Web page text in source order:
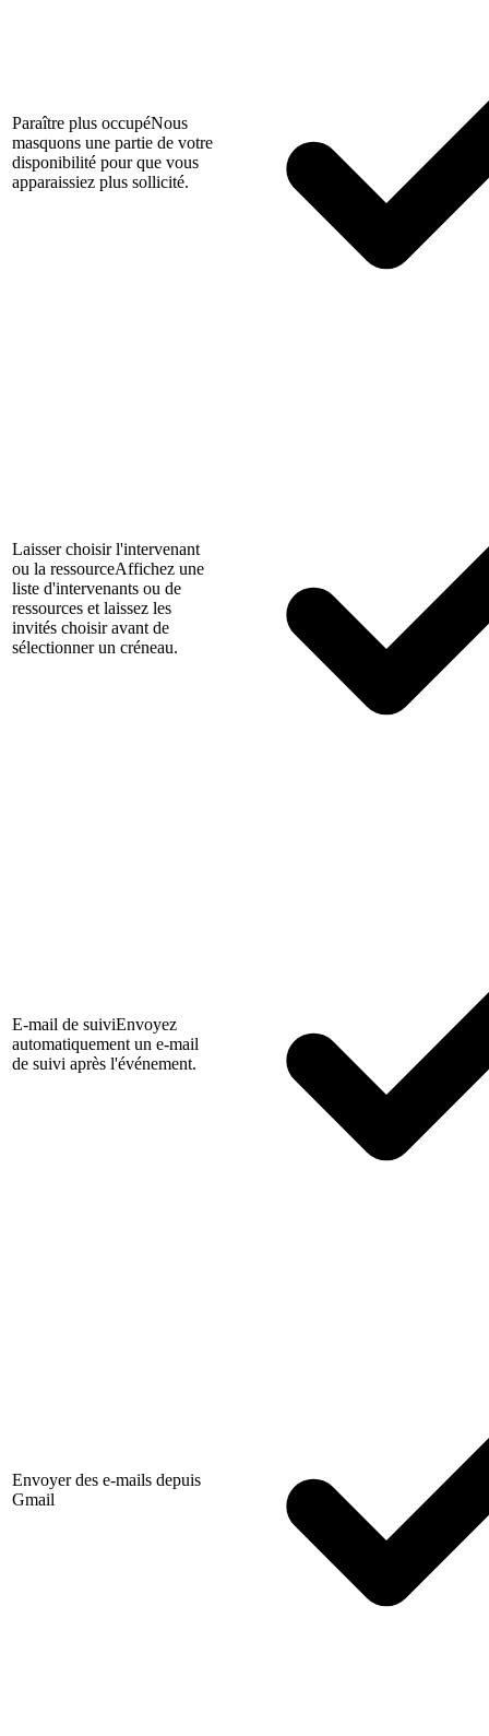
Paraître plus occupéNous
masquons une partie de votre
disponibilité pour que vous
apparaissiez plus sollicité.
Laisser choisir l'intervenant
ou la ressourceAffichez une
liste d'intervenants ou de
ressources et laissez les
invités choisir avant de
sélectionner un créneau.
E-mail de suiviEnvoyez
automatiquement un e-mail
de suivi après l'événement.
Envoyer des e-mails depuis
Gmail